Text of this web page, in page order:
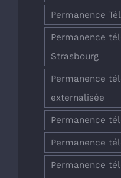
Permanence
Permanence
Strasbourg
Permanence
externalisée
Permanence
Permanence
Permanence